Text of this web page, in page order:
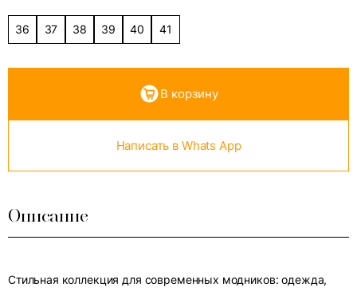
36 37 38 39 40 41
В корзину
Написать в Whats App
Описание
Стильная коллекция для современных модников: одежда,